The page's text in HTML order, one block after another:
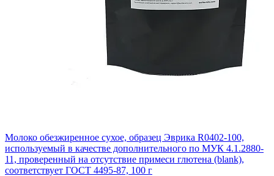
Молоко обезжиренное сухое, образец Эврика R0402-100,
используемый в качестве дополнительного по МУК 4.1.2880-
11, проверенный на отсутствие примеси глютена (blank),
соответствует ГОСТ 4495-87, 100 г